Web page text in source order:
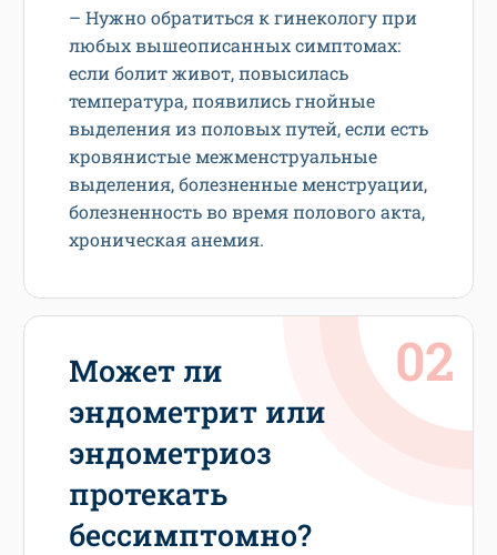
– Нужно обратиться к гинекологу при
любых вышеописанных симптомах:
если болит живот, повысилась
температура, появились гнойные
выделения из половых путей, если есть
кровянистые межменструальные
выделения, болезненные менструации,
болезненность во время полового акта,
хроническая анемия.
Может ли
эндометрит или
эндометриоз
протекать
бессимптомно?